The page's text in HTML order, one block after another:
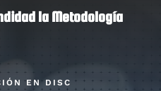
la Metodología
EN DISC